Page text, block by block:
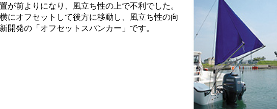
が前よりになり、風立ち性の上で不利でした。
にオフセットして後方に移動し、風立ち性の向
開発の「オフセットスパンカー」です。